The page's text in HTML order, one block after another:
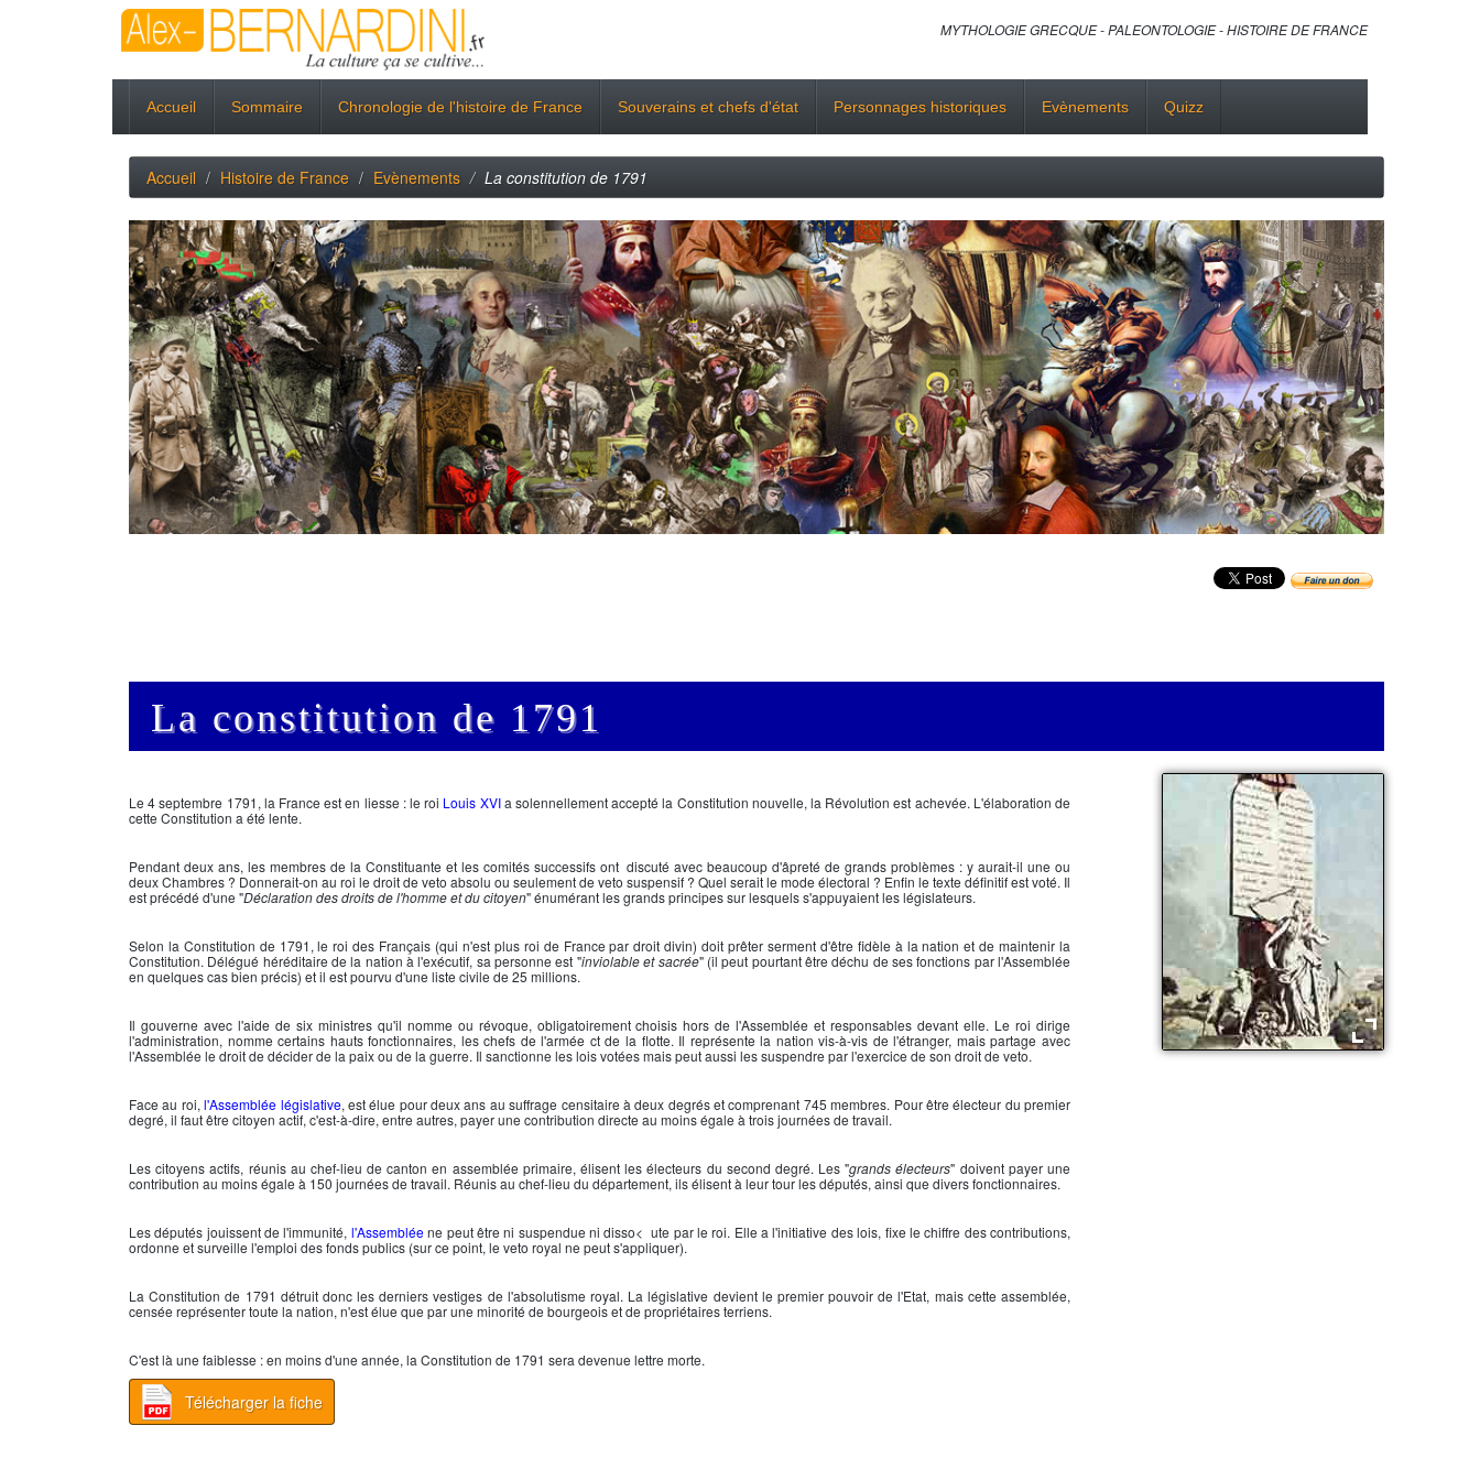
MYTHOLOGIE GRECQUE - PALEONTOLOGIE - HISTOIRE DE FRANCE
Accueil Sommaire Chronologie de l'histoire de France Souverains et chefs d'état Personnages historiques Evènements Quizz
Accueil Histoire de France Evènements La constitution de 1791
La constitution de 1791
Le 4 septembre 1791, la France est en liesse : le roi Louis XVIa solennellement accepté la Constitution nouvelle, la Révolution est achevée. L'élaboration de
cette Constitution a été lente.
Pendant deux ans, les membres de la Constituante et les comités successifs ont discuté avec beaucoup d'âpreté de grands problèmes : y aurait-il une ou
deux Chambres ? Donnerait-on au roi le droit de veto absolu ou seulement de veto suspensif ? Quel serait le mode électoral ? Enfin le texte définitif est voté. Il
est précédé d'une "Déclaration des droits de l'homme et du citoyen" énumérant les grands principes sur lesquels s'appuyaient les législateurs.
Selon la Constitution de 1791, le roi des Français (qui n'est plus roi de France par droit divin) doit prêter serment d'être fidèle à la nation et de maintenir la
Constitution. Délégué héréditaire de la nation à l'exécutif, sa personne est "inviolable et sacrée" (il peut pourtant être déchu de ses fonctions par l'Assemblée
en quelques cas bien précis) et il est pourvu d'une liste civile de 25 millions.
Il gouverne avec l'aide de six ministres qu'il nomme ou révoque, obligatoirement choisis hors de l'Assemblée et responsables devant elle. Le roi dirige
l'administration, nomme certains hauts fonctionnaires, les chefs de l'armée ct de la flotte. Il représente la nation vis-à-vis de l'étranger, mais partage avec
l'Assemblée le droit de décider de la paix ou de la guerre. Il sanctionne les lois votées mais peut aussi les suspendre par l'exercice de son droit de veto.
Face au roi,l'Assemblée législative, est élue pour deux ans au suffrage censitaire à deux degrés et comprenant 745 membres. Pour être électeur du premier
degré, il faut être citoyen actif, c'est-à-dire, entre autres, payer une contribution directe au moins égale à trois journées de travail.
Les citoyens actifs, réunis au chef-lieu de canton en assemblée primaire, élisent les électeurs du second degré. Les "grands électeurs" doivent payer une
contribution au moins égale à 150 journées de travail. Réunis au chef-lieu du département, ils élisent à leur tour les députés, ainsi que divers fonctionnaires.
Les députés jouissent de l'immunité, l'Assembléene peut être ni suspendue ni disso< ute par le roi. Elle a l'initiative des lois, fixe le chiffre des contributions,
ordonne et surveille l'emploi des fonds publics (sur ce point, le veto royal ne peut s'appliquer).
LaConstitution de 1791 détruit donc les derniers vestiges de l'absolutisme royal. La législative devient le premier pouvoir de l'Etat, mais cette assemblée,
censée représenter toute la nation, n'est élue que par une minorité de bourgeois et de propriétaires terriens.
C'est là une faiblesse : en moins d'une année, la Constitution de 1791 sera devenue lettre morte.
Télécharger la fiche